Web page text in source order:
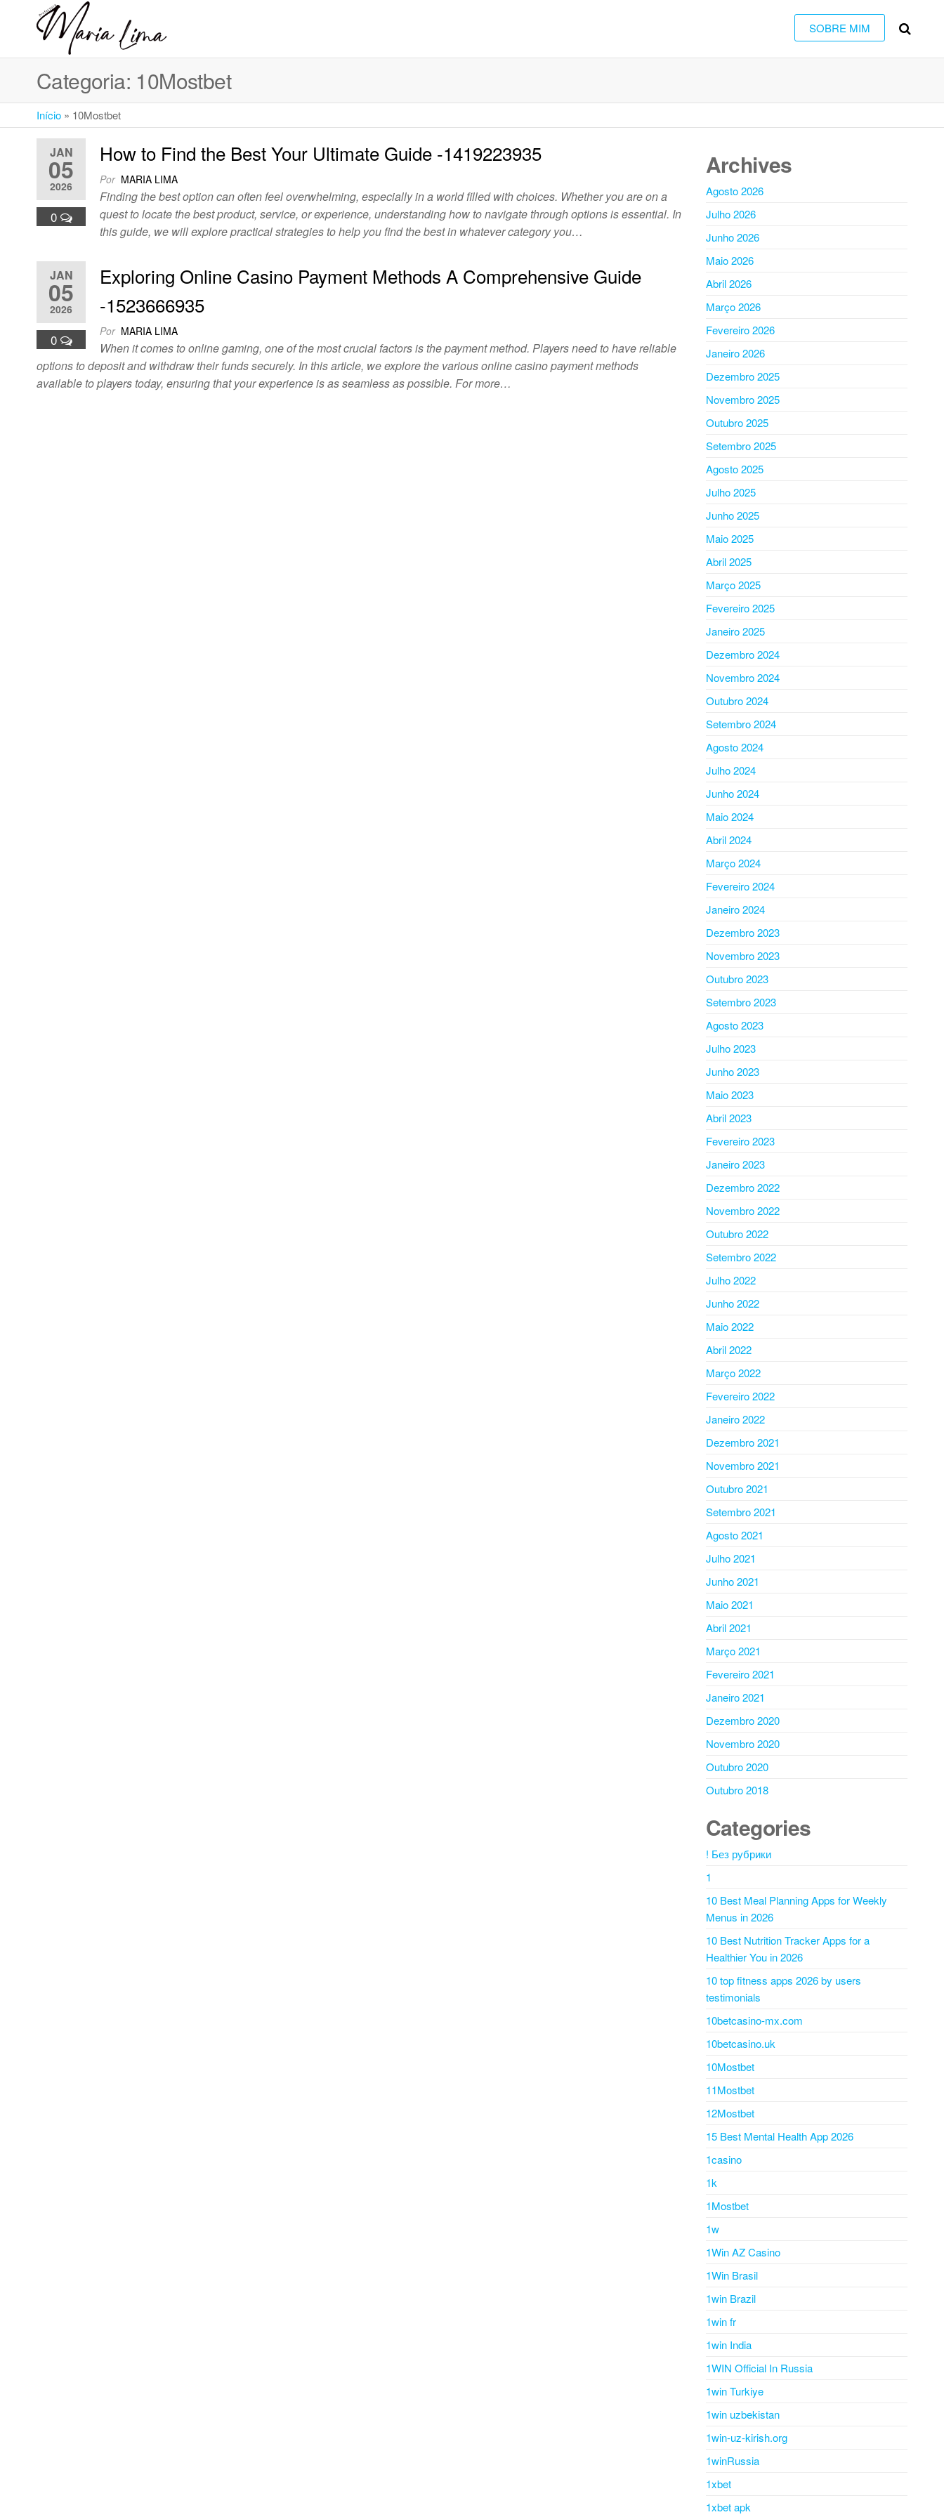
content
Maria Lima
faculdade
SOBRE MIM
Categoria: 10Mostbet
Início » 10Mostbet
JAN
05
2026
0
How to Find the Best Your Ultimate Guide -1419223935
Por MARIA LIMA
Finding the best option can often feel overwhelming, especially in a world filled with choices. Whether you are on a
quest to locate the best product, service, or experience, understanding how to navigate through options is essential. In
this guide, we will explore practical strategies to help you find the best in whatever category you…
JAN
05
2026
0
Exploring Online Casino Payment Methods A Comprehensive Guide
-1523666935
Por MARIA LIMA
When it comes to online gaming, one of the most crucial factors is the payment method. Players need to have reliable
options to deposit and withdraw their funds securely. In this article, we explore the various online casino payment methods
available to players today, ensuring that your experience is as seamless as possible. For more…
Archives
Agosto 2026
Julho 2026
Junho 2026
Maio 2026
Abril 2026
Março 2026
Fevereiro 2026
Janeiro 2026
Dezembro 2025
Novembro 2025
Outubro 2025
Setembro 2025
Agosto 2025
Julho 2025
Junho 2025
Maio 2025
Abril 2025
Março 2025
Fevereiro 2025
Janeiro 2025
Dezembro 2024
Novembro 2024
Outubro 2024
Setembro 2024
Agosto 2024
Julho 2024
Junho 2024
Maio 2024
Abril 2024
Março 2024
Fevereiro 2024
Janeiro 2024
Dezembro 2023
Novembro 2023
Outubro 2023
Setembro 2023
Agosto 2023
Julho 2023
Junho 2023
Maio 2023
Abril 2023
Fevereiro 2023
Janeiro 2023
Dezembro 2022
Novembro 2022
Outubro 2022
Setembro 2022
Julho 2022
Junho 2022
Maio 2022
Abril 2022
Março 2022
Fevereiro 2022
Janeiro 2022
Dezembro 2021
Novembro 2021
Outubro 2021
Setembro 2021
Agosto 2021
Julho 2021
Junho 2021
Maio 2021
Abril 2021
Março 2021
Fevereiro 2021
Janeiro 2021
Dezembro 2020
Novembro 2020
Outubro 2020
Outubro 2018
Categories
! Без рубрики
1
10 Best Meal Planning Apps for Weekly
Menus in 2026
10 Best Nutrition Tracker Apps for a
Healthier You in 2026
10 top fitness apps 2026 by users
testimonials
10betcasino-mx.com
10betcasino.uk
10Mostbet
11Mostbet
12Mostbet
15 Best Mental Health App 2026
1casino
1k
1Mostbet
1w
1Win AZ Casino
1Win Brasil
1win Brazil
1win fr
1win India
1WIN Official In Russia
1win Turkiye
1win uzbekistan
1win-uz-kirish.org
1winRussia
1xbet
1xbet apk